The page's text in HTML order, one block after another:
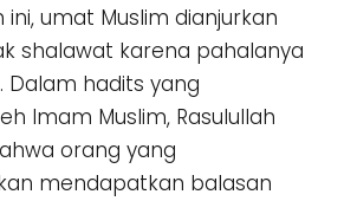
umat Muslim dianjurkan
shalawat karena pahalanya
Dalam hadits yang
Imam Muslim, Rasulullah
orang yang
mendapatkan balasan